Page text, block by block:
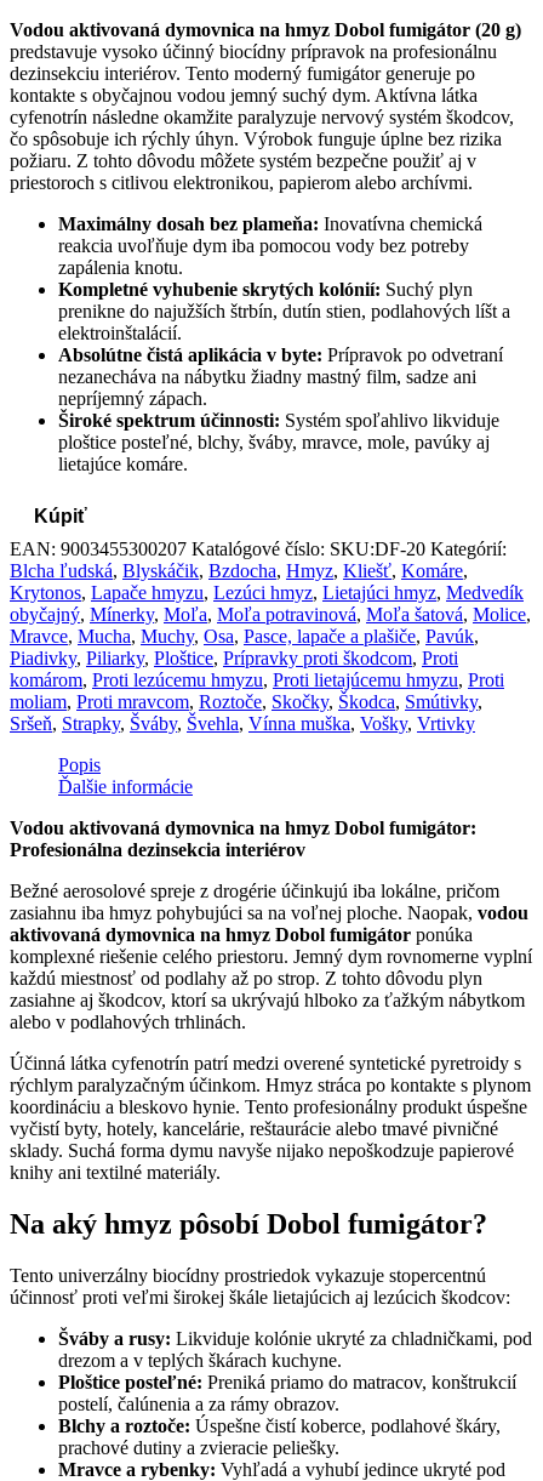
Vodou aktivovaná dymovnica na hmyz Dobol fumigátor (20 g)
predstavuje vysoko účinný biocídny prípravok na profesionálnu
dezinsekciu interiérov. Tento moderný fumigátor generuje po
kontakte s obyčajnou vodou jemný suchý dym. Aktívna látka
cyfenotrín následne okamžite paralyzuje nervový systém škodcov,
čo spôsobuje ich rýchly úhyn. Výrobok funguje úplne bez rizika
požiaru. Z tohto dôvodu môžete systém bezpečne použiť aj v
priestoroch s citlivou elektronikou, papierom alebo archívmi.
Maximálny dosah bez plameňa: Inovatívna chemická
reakcia uvoľňuje dym iba pomocou vody bez potreby
zapálenia knotu.
Kompletné vyhubenie skrytých kolónií: Suchý plyn
prenikne do najužších štrbín, dutín stien, podlahových líšt a
elektroinštalácií.
Absolútne čistá aplikácia v byte: Prípravok po odvetraní
nezanecháva na nábytku žiadny mastný film, sadze ani
nepríjemný zápach.
Široké spektrum účinnosti: Systém spoľahlivo likviduje
ploštice posteľné, blchy, šváby, mravce, mole, pavúky aj
lietajúce komáre.
Kúpiť
EAN: 9003455300207 Katalógové číslo: SKU:DF-20 Kategórií:
Blcha ľudská, Blyskáčik, Bzdocha, Hmyz, Kliešť, Komáre,
Krytonos, Lapače hmyzu, Lezúci hmyz, Lietajúci hmyz, Medvedík
obyčajný, Mínerky, Moľa, Moľa potravinová, Moľa šatová, Molice,
Mravce, Mucha, Muchy, Osa, Pasce, lapače a plašiče, Pavúk,
Piadivky, Piliarky, Ploštice, Prípravky proti škodcom, Proti
komárom, Proti lezúcemu hmyzu, Proti lietajúcemu hmyzu, Proti
moliam, Proti mravcom, Roztoče, Skočky, Škodca, Smútivky,
Sršeň, Strapky, Šváby, Švehla, Vínna muška, Vošky, Vrtivky
Popis
Ďalšie informácie
Vodou aktivovaná dymovnica na hmyz Dobol fumigátor:
Profesionálna dezinsekcia interiérov
Bežné aerosolové spreje z drogérie účinkujú iba lokálne, pričom
zasiahnu iba hmyz pohybujúci sa na voľnej ploche. Naopak, vodou
aktivovaná dymovnica na hmyz Dobol fumigátor ponúka
komplexné riešenie celého priestoru. Jemný dym rovnomerne vyplní
každú miestnosť od podlahy až po strop. Z tohto dôvodu plyn
zasiahne aj škodcov, ktorí sa ukrývajú hlboko za ťažkým nábytkom
alebo v podlahových trhlinách.
Účinná látka cyfenotrín patrí medzi overené syntetické pyretroidy s
rýchlym paralyzačným účinkom. Hmyz stráca po kontakte s plynom
koordináciu a bleskovo hynie. Tento profesionálny produkt úspešne
vyčistí byty, hotely, kancelárie, reštaurácie alebo tmavé pivničné
sklady. Suchá forma dymu navyše nijako nepoškodzuje papierové
knihy ani textilné materiály.
Na aký hmyz pôsobí Dobol fumigátor?
Tento univerzálny biocídny prostriedok vykazuje stopercentnú
účinnosť proti veľmi širokej škále lietajúcich aj lezúcich škodcov:
Šváby a rusy: Likviduje kolónie ukryté za chladničkami, pod
drezom a v teplých škárach kuchyne.
Ploštice posteľné: Preniká priamo do matracov, konštrukcií
postelí, čalúnenia a za rámy obrazov.
Blchy a roztoče: Úspešne čistí koberce, podlahové škáry,
prachové dutiny a zvieracie peliešky.
Mravce a rybenky: Vyhľadá a vyhubí jedince ukryté pod